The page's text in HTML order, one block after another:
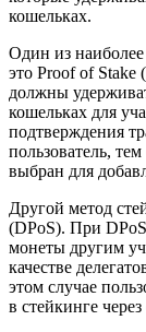
кошельках.
Один из
это Proof of Stake
должны
кошельках для
подтверждения
пользователь,
выбран для
Другой метод
(DPoS). При DPoS
монеты другим
качестве
этом случае
в стейкинге через